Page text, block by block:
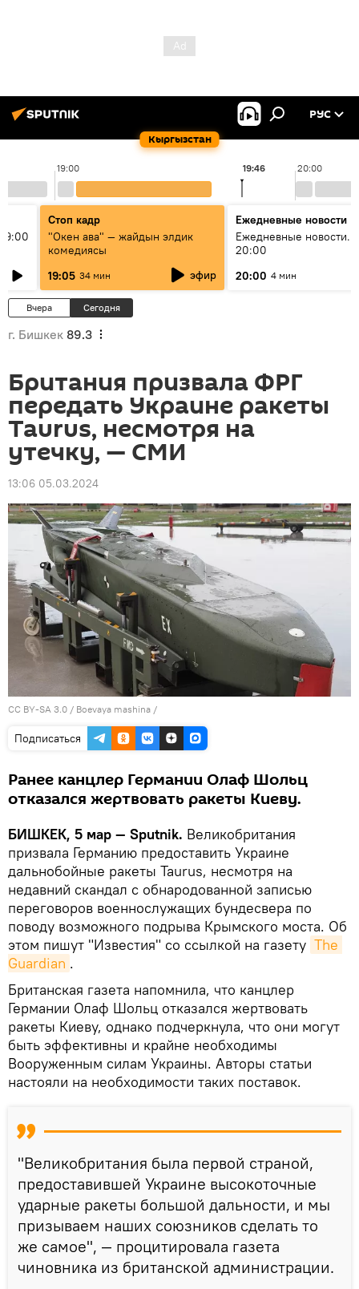
Кыргызстан
РУС
19:00 20:00
19:46
Стоп кадр
"Окен ава" — жайдын элдик
комедиясы
19:05 34 мин эфир
Ежедневные новости
Ежедневные новости.
20:00
20:00 4 мин
Вчера Сегодня
г. Бишкек 89.3
Британия призвала ФРГ
передать Украине ракеты
Taurus, несмотря на
утечку, — СМИ
13:06 05.03.2024
CC BY-SA 3.0 / Boevaya mashina /
Подписаться
Ранее канцлер Германии Олаф Шольц
отказался жертвовать ракеты Киеву.
БИШКЕК, 5 мар — Sputnik. Великобритания
призвала Германию предоставить Украине
дальнобойные ракеты Taurus, несмотря на
недавний скандал с обнародованной записью
переговоров военнослужащих бундесвера по
поводу возможного подрыва Крымского моста. Об
этом пишут "Известия" со ссылкой на газету The
Guardian .
Британская газета напомнила, что канцлер
Германии Олаф Шольц отказался жертвовать
ракеты Киеву, однако подчеркнула, что они могут
быть эффективны и крайне необходимы
Вооруженным силам Украины. Авторы статьи
настояли на необходимости таких поставок.
"Великобритания была первой страной,
предоставившей Украине высокоточные
ударные ракеты большой дальности, и мы
призываем наших союзников сделать то
же самое", — процитировала газета
чиновника из британской администрации.